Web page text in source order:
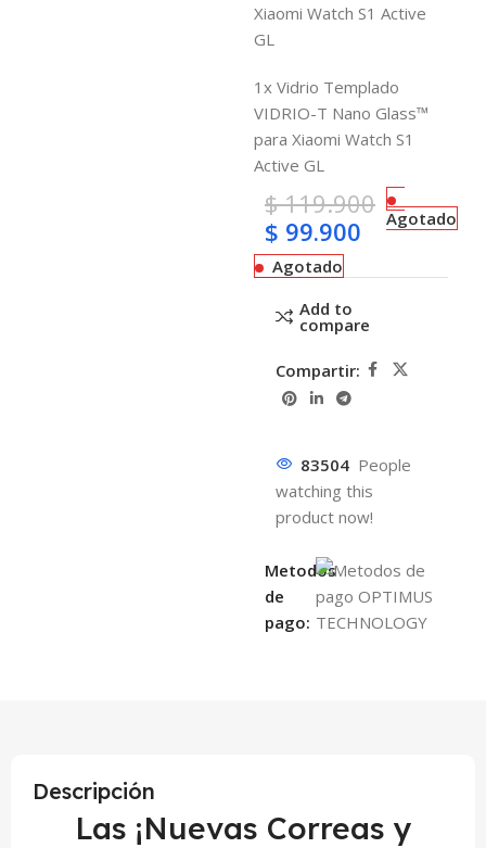
Xiaomi Watch S1 Active
GL
1x Vidrio Templado
VIDRIO-T Nano Glass™
para Xiaomi Watch S1
Active GL
$119.900
$ 99.900 Agotado
Agotado
Add to
compare
Compartir:
83504 People
watching this
product now!
Metodos
de
pago:
Descripción
Las ¡Nuevas Correas y